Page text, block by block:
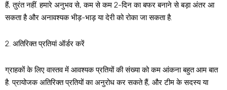
हैं, तुरंत नहीं. हमारे अनुभव से, कम से कम 2-दिन का बफर बनाने से बड़ा अंतर आ
सकता है और अनावश्यक भीड़-भाड़ या देरी को रोका जा सकता है.
2. अतिरिक्त प्रतियां ऑर्डर करें
ग्राहकों के लिए वास्तव में आवश्यक प्रतियों की संख्या को कम आंकना बहुत आम बात
है. प्रायोजक अतिरिक्त प्रतियों का अनुरोध कर सकते हैं, और टीम के सदस्य या